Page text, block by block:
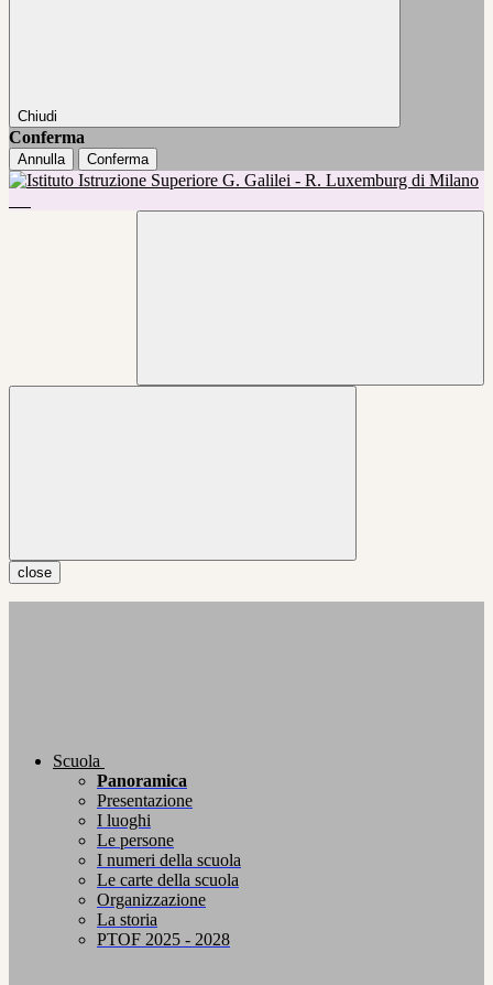
Chiudi
Conferma
Annulla Conferma
close
Scuola
Panoramica
Presentazione
I luoghi
Le persone
I numeri della scuola
Le carte della scuola
Organizzazione
La storia
PTOF 2025 - 2028